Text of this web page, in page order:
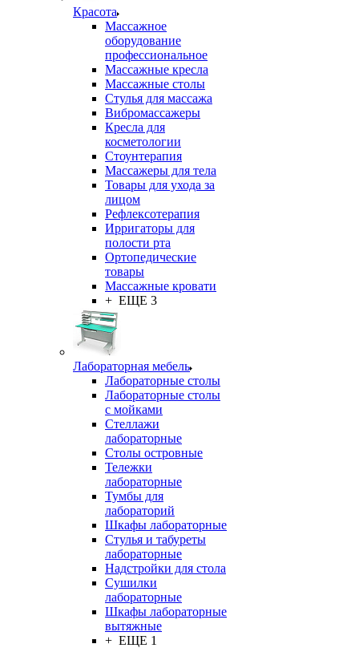
Красота
Массажное
оборудование
профессиональное
Массажные кресла
Массажные столы
Стулья для массажа
Вибромассажеры
Кресла для
косметологии
Стоунтерапия
Массажеры для тела
Товары для ухода за
лицом
Рефлексотерапия
Ирригаторы для
полости рта
Ортопедические
товары
Массажные кровати
+ ЕЩЕ 3
Лабораторная мебель
Лабораторные столы
Лабораторные столы
с мойками
Стеллажи
лабораторные
Столы островные
Тележки
лабораторные
Тумбы для
лабораторий
Шкафы лабораторные
Стулья и табуреты
лабораторные
Надстройки для стола
Сушилки
лабораторные
Шкафы лабораторные
вытяжные
+ ЕЩЕ 1